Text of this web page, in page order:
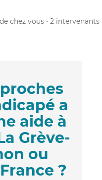
chez vous • 2 intervenants
a
aide à
Grève-
ou
?